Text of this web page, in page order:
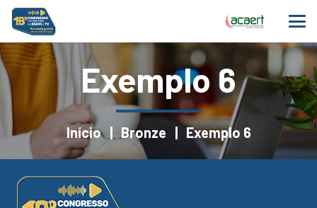
Exemplo 6
Início | Bronze | Exemplo 6